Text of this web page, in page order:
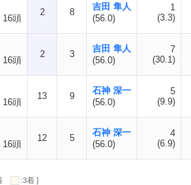
16頭
2 8
吉田 隼人
(56.0)
1
(3.3)
16頭
2 3
吉田 隼人
(56.0)
7
(30.1)
16頭
13 9
石神 深一
(56.0)
5
(9.9)
16頭
12 5
石神 深一
(56.0)
4
(6.9)
:3着 ]